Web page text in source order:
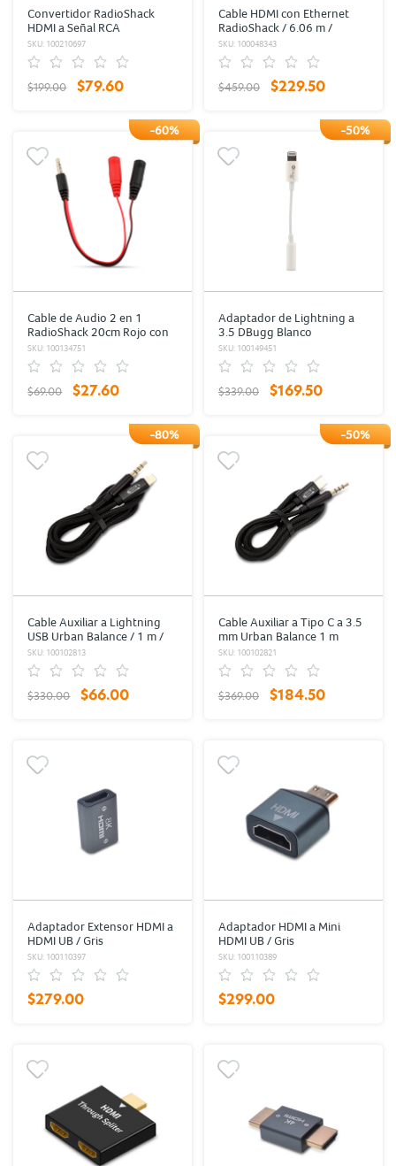
Convertidor RadioShack
HDMI a Señal RCA
SKU: 100210697
$199.00 $79.60
Cable HDMI con Ethernet
RadioShack / 6.06 m /
Plástico / Negro con oro
SKU: 100048343
$459.00 $229.50
-60%
Cable de Audio 2 en 1
RadioShack 20cm Rojo con
Negro
SKU: 100134751
$69.00 $27.60
-50%
Adaptador de Lightning a
3.5 DBugg Blanco
SKU: 100149451
$339.00 $169.50
-80%
Cable Auxiliar a Lightning
USB Urban Balance / 1 m /
Negro
SKU: 100102813
$330.00 $66.00
-50%
Cable Auxiliar a Tipo C a 3.5
mm Urban Balance 1 m
Negro
SKU: 100102821
$369.00 $184.50
Adaptador Extensor HDMI a
HDMI UB / Gris
SKU: 100110397
$279.00
Adaptador HDMI a Mini
HDMI UB / Gris
SKU: 100110389
$299.00